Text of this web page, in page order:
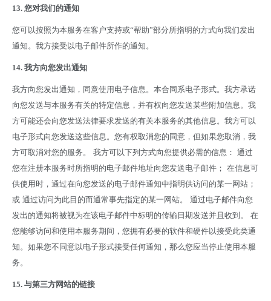
13. 您对我们的通知
您可以按照为本服务在客户支持或“帮助”部分所指明的方式向我们发出
通知。我方接受以电子邮件所作的通知。
14. 我方向您发出通知
我方向您发出通知，同意使用电子信息。本合同系电子形式。我方承诺
向您发送与本服务有关的特定信息，并有权向您发送某些附加信息。我
方可能还会向您发送法律要求发送的有关本服务的其他信息。我方可以
电子形式向您发送这些信息。您有权取消您的同意，但如果您取消，我
方可取消对您的服务。
我方可以下列方式向您提供必需的信息： 通过
您在注册本服务时所指明的电子邮件地址向您发送电子邮件； 在信息可
供使用时，通过在向您发送的电子邮件通知中指明供访问的某一网站；
或 通过访问为此目的而通常事先指定的某一网站。
通过电子邮件向您
发出的通知将被视为在该电子邮件中标明的传输日期发送并且收到。
在
您能够访问和使用本服务期间，您拥有必要的软件和硬件以接受此类通
知。如果您不同意以电子形式接受任何通知，那么您应当停止使用本服
务。
15. 与第三方网站的链接